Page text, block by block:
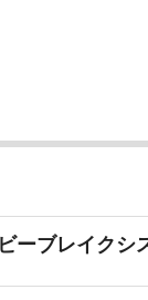
ーブレイクシ